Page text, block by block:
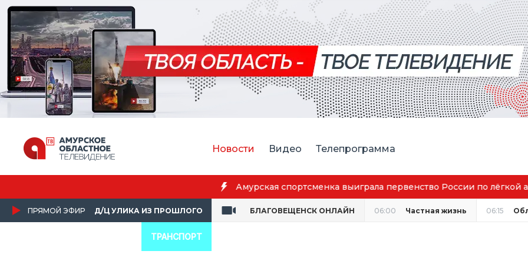
Новости Видео Телепрограмма
Благовещенск вошёл в число городов с наилучшим
ПРЯМОЙ ЭФИР Д/Ц УЛИКА ИЗ ПРОШЛОГО БЛАГОВЕЩЕНСК ОНЛАЙН 06:00 Частная жизнь 06:15
ТРАНСПОРТ